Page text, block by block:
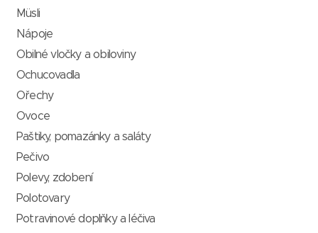
Müsli
Nápoje
Obilné vločky a obiloviny
Ochucovadla
Ořechy
Ovoce
Paštiky, pomazánky a saláty
Pečivo
Polevy, zdobení
Polotovary
Potravinové doplňky a léčiva